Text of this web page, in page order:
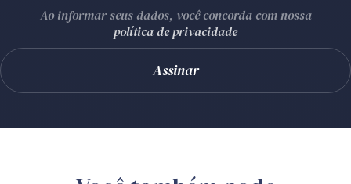
Ao informar seus dados, você concorda com nossa
política de privacidade